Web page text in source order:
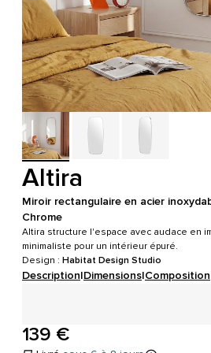
Altira
Miroir rectangulaire en acier
Chrome
Altira structure l'espace avec audace en
minimaliste pour un intérieur épuré.
Design : Habitat Design Studio
Description|Dimensions|Composition
139 €